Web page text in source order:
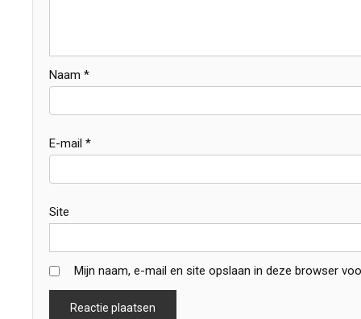
Naam *
E-mail *
Site
Mijn naam, e-mail en site opslaan in deze browser